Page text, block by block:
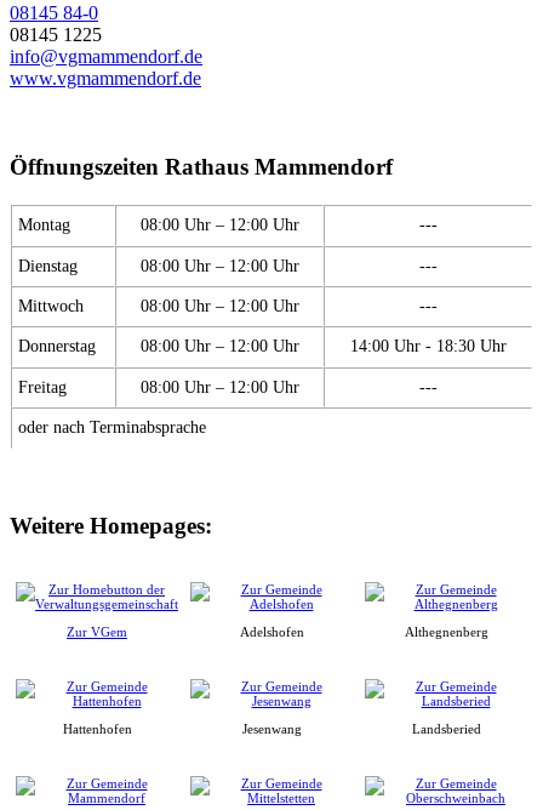
08145 84-0
08145 1225
info@vgmammendorf.de
www.vgmammendorf.de
Öffnungszeiten Rathaus Mammendorf
Montag 08:00 Uhr – 12:00 Uhr ---
Dienstag 08:00 Uhr – 12:00 Uhr ---
Mittwoch 08:00 Uhr – 12:00 Uhr ---
Donnerstag 08:00 Uhr – 12:00 Uhr 14:00 Uhr - 18:30 Uhr
Freitag 08:00 Uhr – 12:00 Uhr ---
oder nach Terminabsprache
Weitere Homepages:
Zur VGem Adelshofen Althegnenberg
Hattenhofen Jesenwang Landsberied